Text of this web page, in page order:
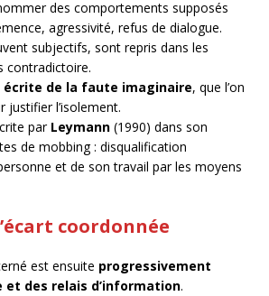
des comportements supposés
agressivité, refus de dialogue.
subjectifs, sont repris dans les
contradictoire.
écrite de la faute imaginaire, que l’on
justifier l’isolement.
par Leymann (1990) dans son
de mobbing : disqualification
et de son travail par les moyens
coordonnée
est ensuite progressivement
et des relais d’information.